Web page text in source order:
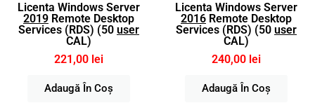
Licenta Windows Server
2019 Remote Desktop
Services (RDS) (50 user
CAL)
221,00 lei
Adaugă În Coș
Licenta Windows Server
2016 Remote Desktop
Services (RDS) (50 user
CAL)
240,00 lei
Adaugă În Coș